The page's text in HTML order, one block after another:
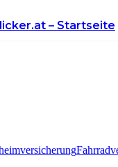
– Startseite
Zurich